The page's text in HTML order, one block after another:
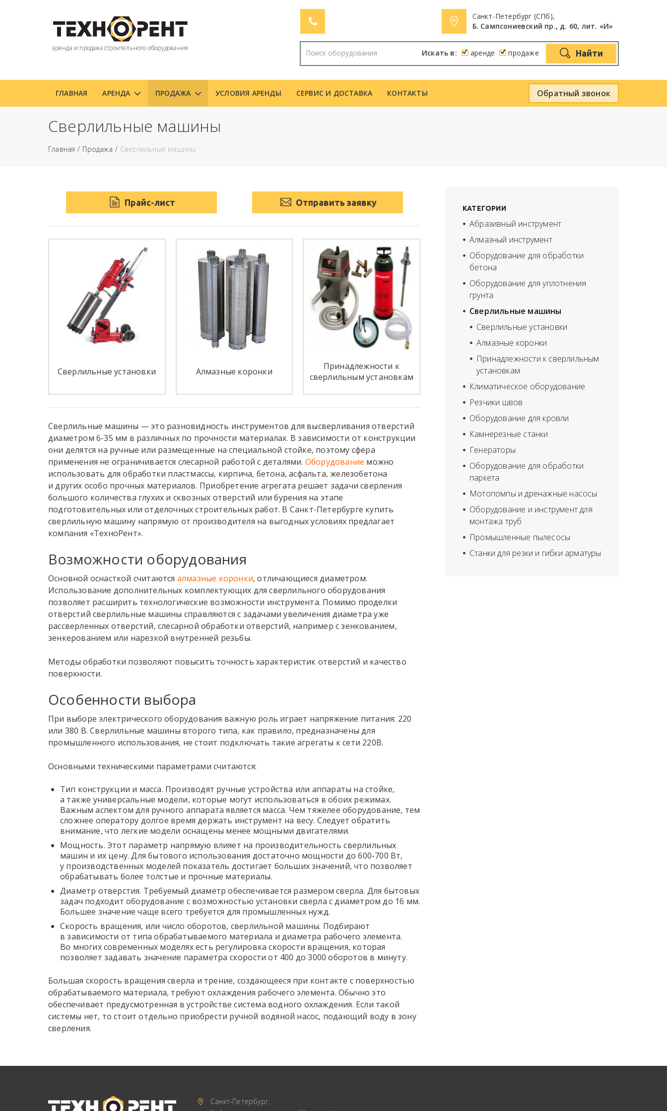
аренда и продажа строительного оборудования
Санкт-Петербург (СПб),
Б. Сампсониевский пр., д. 60, лит. «И»
Искать в: аренде продаже Найти
ГЛАВНАЯ АРЕНДА ПРОДАЖА УСЛОВИЯ АРЕНДЫ СЕРВИС И ДОСТАВКА КОНТАКТЫ Обратный звонок
Сверлильные машины
Главная Продажа Сверлильные машины
Прайс-лист Отправить заявку
Сверлильные установки Алмазные коронки
Принадлежности к
сверлильным установкам
Сверлильные машины — это разновидность инструментов для высверливания отверстий
диаметром 6-35 мм в различных по прочности материалах. В зависимости от конструкции
они делятся на ручные или размещенные на специальной стойке, поэтому сфера
применения не ограничивается слесарной работой с деталями. Оборудование можно
использовать для обработки пластмассы, кирпича, бетона, асфальта, железобетона
и других особо прочных материалов. Приобретение агрегата решает задачи сверления
большого количества глухих и сквозных отверстий или бурения на этапе
подготовительных или отделочных строительных работ. В Санкт-Петербурге купить
сверлильную машину напрямую от производителя на выгодных условиях предлагает
компания «ТехноРент».
Возможности оборудования
Основной оснасткой считаются алмазные коронки, отличающиеся диаметром.
Использование дополнительных комплектующих для сверлильного оборудования
позволяет расширить технологические возможности инструмента. Помимо проделки
отверстий сверлильные машины справляются с задачами увеличения диаметра уже
рассверленных отверстий, слесарной обработки отверстий, например с зенкованием,
зенкерованием или нарезкой внутренней резьбы.
Методы обработки позволяют повысить точность характеристик отверстий и качество
поверхности.
Особенности выбора
При выборе электрического оборудования важную роль играет напряжение питания: 220
или 380 В.Сверлильные машины второго типа, как правило, предназначены для
промышленного использования, не стоит подключать такие агрегаты к сети 220В.
Основными техническими параметрами считаются:
Тип конструкции и масса. Производят ручные устройства или аппараты на стойке,
а также универсальные модели, которые могут использоваться в обоих режимах.
Важным аспектом для ручного аппарата является масса. Чем тяжелее оборудование, тем
сложнее оператору долгое время держать инструмент на весу. Следует обратить
внимание, что легкие модели оснащены менее мощными двигателями.
Мощность. Этот параметр напрямую влияет на производительностьсверлильных
машин и их цену. Для бытового использования достаточно мощности до 600-700 Вт,
у производственных моделей показатель достигает больших значений, что позволяет
обрабатывать более толстые и прочные материалы.
Диаметр отверстия. Требуемый диаметр обеспечивается размером сверла. Для бытовых
задач подходит оборудование с возможностью установки сверла с диаметром до 16 мм.
Большее значение чаще всего требуется для промышленных нужд.
Скорость вращения, или число оборотов, сверлильной машины. Подбирают
в зависимости от типа обрабатываемого материала и диаметра рабочего элемента.
Во многих современных моделях есть регулировка скорости вращения, которая
позволяет задавать значение параметра скорости от 400 до 3000 оборотов в минуту.
Большая скорость вращения сверла и трение, создающееся при контакте с поверхностью
обрабатываемого материала, требуют охлаждения рабочего элемента. Обычно это
обеспечивает предусмотренная в устройстве система водного охлаждения. Если такой
системы нет, то стоит отдельно приобрести ручной водяной насос, подающий воду в зону
сверления.
КАТЕГОРИИ
Абразивный инструмент
Алмазный инструмент
Оборудование для обработки
бетона
Оборудование для уплотнения
грунта
Сверлильные машины
Сверлильные установки
Алмазные коронки
Принадлежности к сверлильным
установкам
Климатическое оборудование
Резчики швов
Оборудование для кровли
Камнерезные станки
Генераторы
Оборудование для обработки
паркета
Мотопомпы и дренажные насосы
Оборудование и инструмент для
монтажа труб
Промышленные пылесосы
Станки для резки и гибки арматуры
Санкт-Петербург,